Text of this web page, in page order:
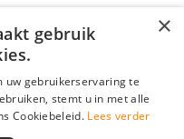
×
gebruik
uw gebruikerservaring te
stemt u in met alle
Cookiebeleid. Lees verder